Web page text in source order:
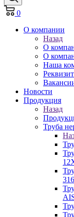
0
О компании
Назад
О
О
Наша
Новости
Продукция
Назад
Труба